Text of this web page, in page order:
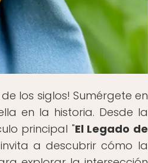
los siglos! Sumérgete en
en la historia. Desde la
principal "El Legado de
a descubrir cómo la